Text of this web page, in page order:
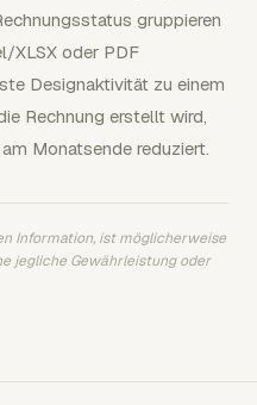
gruppieren
XLSX oder PDF
Designaktivität zu einem
Rechnung erstellt wird,
Monatsende reduziert.
Information, ist möglicherweise
jegliche Gewährleistung oder